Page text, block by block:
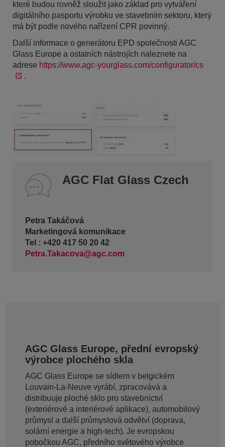
které budou rovněž sloužit jako základ pro vytváření
digitálního pasportu výrobku ve stavebním sektoru, který
má být podle nového nařízení CPR povinný.
Další informace o generátoru EPD společnosti AGC
Glass Europe a ostatních nástrojích naleznete na
adrese https://www.agc-yourglass.com/configurator/cs
.
AGC Flat Glass Czech
Petra Takáčová
Marketingová komunikace
Tel : +420 417 50 20 42
Petra.Takacova@agc.com
AGC Glass Europe, přední evropský
výrobce plochého skla
AGC Glass Europe se sídlem v belgickém
Louvain-La-Neuve vyrábí, zpracovává a
distribuuje ploché sklo pro stavebnictví
(exteriérové a interiérové aplikace), automobilový
průmysl a další průmyslová odvětví (doprava,
solární energie a high-tech). Je evropskou
pobočkou AGC, předního světového výrobce